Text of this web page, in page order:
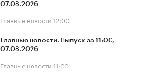
07.08.2026
Главные новости 12:00
Главные новости. Выпуск за 11:00,
07.08.2026
Главные новости 11:00